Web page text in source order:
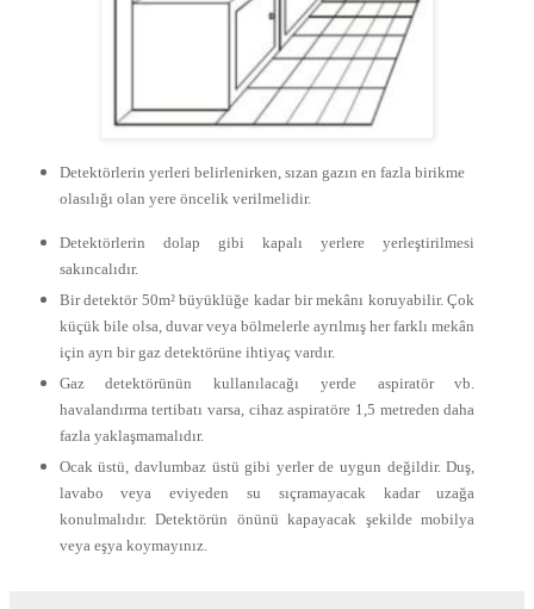
Detektörlerin yerleri belirlenirken, sızan gazın en fazla birikme
olasılığı olan yere öncelik verilmelidir.
Detektörlerin dolap gibi kapalı yerlere yerleştirilmesi
sakıncalıdır.
Bir detektör 50m² büyüklüğe kadar bir mekânı koruyabilir. Çok
küçük bile olsa, duvar veya bölmelerle ayrılmış her farklı mekân
için ayrı bir gaz detektörüne ihtiyaç vardır.
Gaz detektörünün kullanılacağı yerde aspiratör vb.
havalandırma tertibatı varsa, cihaz aspiratöre 1,5 metreden daha
fazla yaklaşmamalıdır.
Ocak üstü, davlumbaz üstü gibi yerler de uygun değildir. Duş,
lavabo veya eviyeden su sıçramayacak kadar uzağa
konulmalıdır. Detektörün önünü kapayacak şekilde mobilya
veya eşya koymayınız.